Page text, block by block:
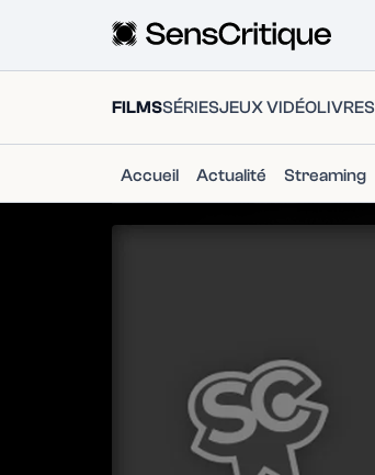
FILMSSÉRIESJEUX VIDÉOLIVRES
Accueil Actualité Streaming